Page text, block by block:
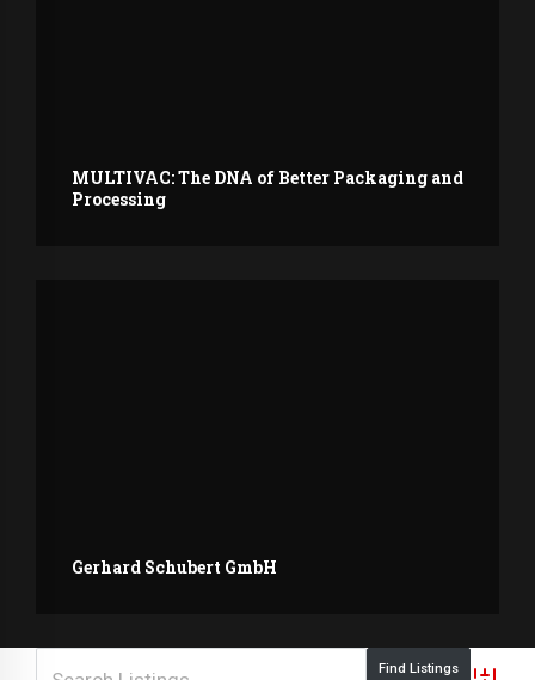
MULTIVAC: The DNA of Better Packaging and
Processing
Gerhard Schubert GmbH